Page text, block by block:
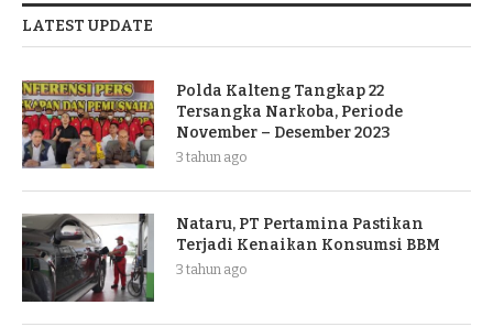
LATEST UPDATE
Polda Kalteng Tangkap 22
Tersangka Narkoba, Periode
November – Desember 2023
3 tahun ago
Nataru, PT Pertamina Pastikan
Terjadi Kenaikan Konsumsi BBM
3 tahun ago